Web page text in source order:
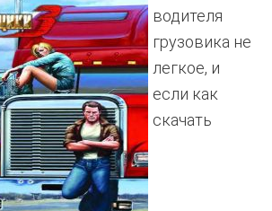
водителя
грузовика не
легкое, и
если как
скачать